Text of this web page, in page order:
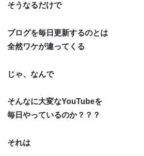
そうなるだけで
ブログを毎日更新するのとは
全然ワケが違ってくる
じゃ、なんで
そんなに大変なYouTubeを
毎日やっているのか？？？
それは